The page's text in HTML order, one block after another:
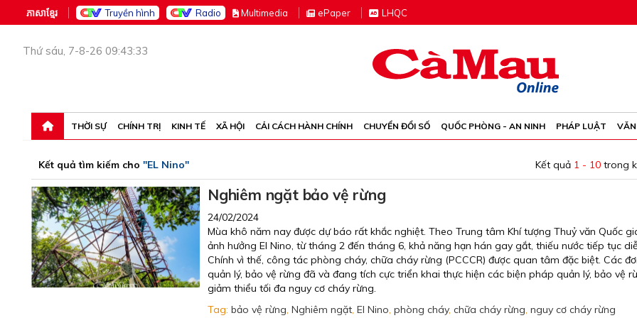
ភាសាខ្មែរ Truyền hình Radio Multimedia ePaper LHQC
Thứ sáu, 7-8-26 09:43:33
THỜI SỰ CHÍNH TRỊ KINH TẾ XÃ HỘI CẢI CÁCH HÀNH CHÍNH CHUYỂN ĐỔI SỐ QUỐC PHÒNG - AN NINH PHÁP LUẬT
Kết quả tìm kiếm cho "EL Nino" Kết quả 1 - 10 trong
Nghiêm ngặt bảo vệ rừng
24/02/2024
Mùa khô năm nay được dự báo rất khắc nghiệt. Theo Trung tâm Khí tượng Thuỷ văn Quốc
ảnh hưởng El Nino, từ tháng 2 đến tháng 6, khả năng hạn hán gay gắt, thiếu nước tiếp tục
Chính vì thế, công tác phòng cháy, chữa cháy rừng (PCCCR) được quan tâm đặc biệt. Các
quản lý, bảo vệ rừng đã và đang tích cực triển khai thực hiện các biện pháp quản lý, bảo vệ
giảm thiểu tối đa nguy cơ cháy rừng.
Tag: bảo vệ rừng, Nghiêm ngặt, El Nino, phòng cháy, chữa cháy rừng, nguy cơ cháy rừng